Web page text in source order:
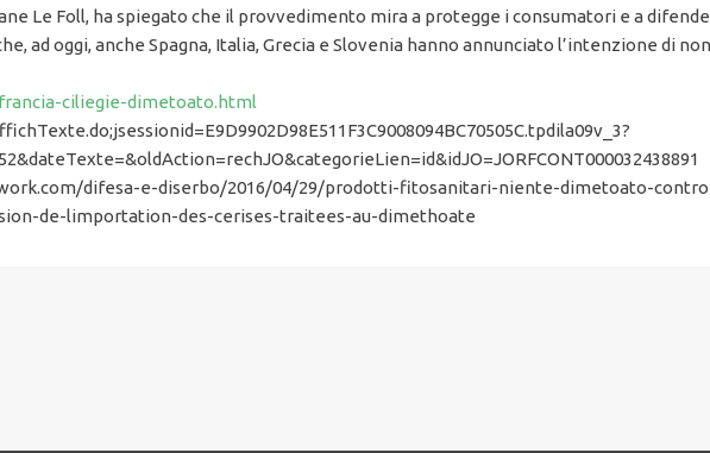
Le Foll, ha spiegato che il provvedimento mira a protegge i consumatori e a
ad oggi, anche Spagna, Italia, Grecia e Slovenia hanno annunciato l’intenzione di
ciliegie-dimetoato.html
difesa-e-diserbo/2016/04/29/prodotti-fitosanitari-niente-dimetoato-
de-limportation-des-cerises-traitees-au-dimethoate